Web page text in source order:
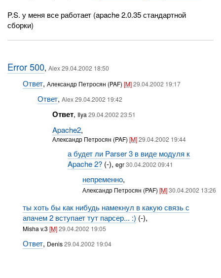
P.S. у меня все работает (apache 2.0.35 стандартной
сборки)
Error 500,Alex 29.04.2002 18:50
Ответ, Александр Петросян (PAF) [M] 29.04.2002 19:17
Ответ, Alex 29.04.2002 19:42
Ответ, Ilya29.04.2002 23:51
Apache2,
Александр Петросян (PAF)[M]29.04.2002 19:44
а будет ли Parser 3 в виде модуля к
Apache 2?(-), egr30.04.2002 09:41
непременно,
Александр Петросян (PAF)[M]30.04.2002 13:26
ты хоть бы как нибудь намекнул в какую связь с
апачем 2 вступает тут парсер... :) (-),
Misha v.3 [M] 29.04.2002 19:05
Ответ, Denis29.04.2002 19:04